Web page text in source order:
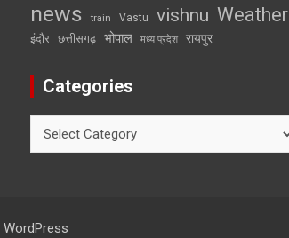
news
train Vastu vishnu Weather
इंदौर छत्तीसगढ़ भोपाल मध्य प्रदेश रायपुर
Categories
WordPress